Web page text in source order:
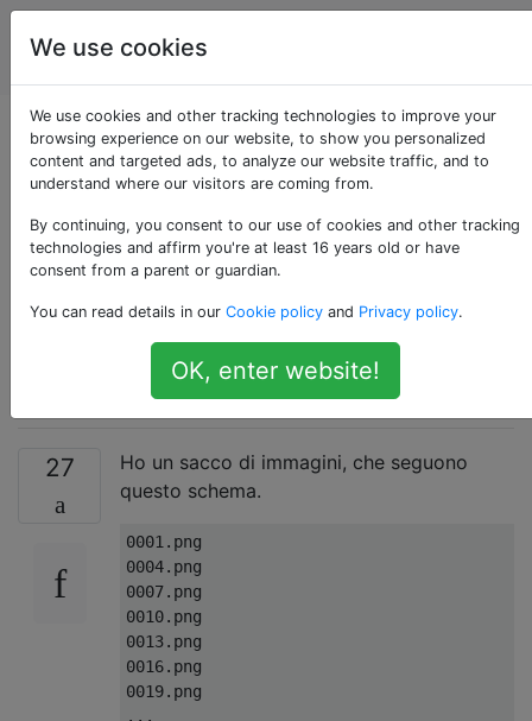
Produzione
video
Come ottenere
FFMPEG per unire file
di immagini non
sequenziali? (salta di
3 secondi)
27
Ho un sacco di immagini, che seguono
questo schema.
0001.png
0004.png
0007.png
0010.png
0013.png
0016.png
0019.png
We use cookies
We use cookies and other tracking technologies to improve your
browsing experience on our website, to show you personalized
content and targeted ads, to analyze our website traffic, and to
understand where our visitors are coming from.
By continuing, you consent to our use of cookies and other tracking
technologies and affirm you're at least 16 years old or have
consent from a parent or guardian.
You can read details in our Cookie policy and Privacy policy.
OK, enter website!